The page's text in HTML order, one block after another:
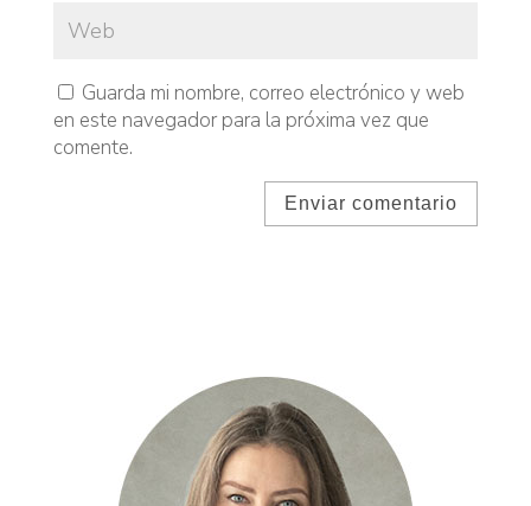
Guarda mi nombre, correo electrónico y web
en este navegador para la próxima vez que
comente.
Enviar comentario